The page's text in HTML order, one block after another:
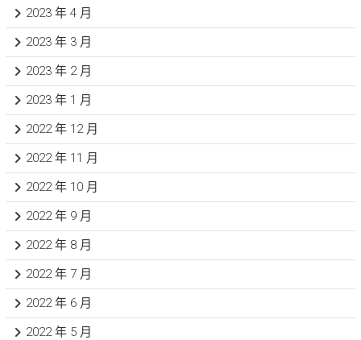
2023 年 4 月
2023 年 3 月
2023 年 2 月
2023 年 1 月
2022 年 12 月
2022 年 11 月
2022 年 10 月
2022 年 9 月
2022 年 8 月
2022 年 7 月
2022 年 6 月
2022 年 5 月